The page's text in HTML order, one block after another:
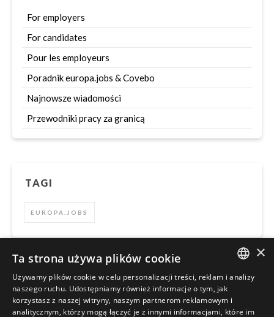
For employers
For candidates
Pour les employeurs
Poradnik europa.jobs & Covebo
Najnowsze wiadomości
Przewodniki pracy za granicą
TAGI
EUROPA.JOBS
Szukaj
POLISH
×
Ta strona używa plików cookie
Używamy plików cookie w celu personalizacji treści, reklam i analizy
naszego ruchu. Udostępniamy również informacje o tym, jak
korzystasz z naszej witryny, naszym partnerom reklamowym i
analitycznym, którzy mogą łączyć je z innymi informacjami, które im